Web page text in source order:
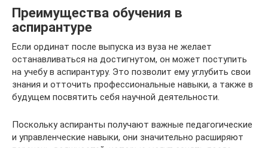
Преимущества обучения в
аспирантуре
Если ординат после выпуска из вуза не желает
останавливаться на достигнутом, он может поступить
на учебу в аспирантуру. Это позволит ему углубить свои
знания и отточить профессиональные навыки, а также в
будущем посвятить себя научной деятельности.
Поскольку аспиранты получают важные педагогические
и управленческие навыки, они значительно расширяют